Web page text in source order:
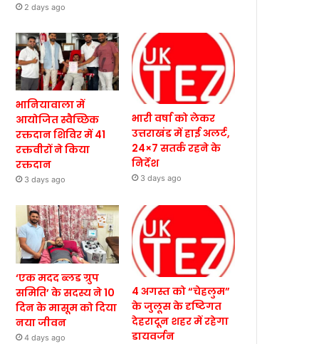
2 days ago
भानियावाला में
आयोजित स्वैच्छिक
रक्तदान शिविर में 41
रक्तवीरों ने किया
रक्तदान
3 days ago
भारी वर्षा को लेकर
उत्तराखंड में हाई अलर्ट,
24×7 सतर्क रहने के
निर्देश
3 days ago
‘एक मदद ब्लड ग्रुप
समिति’ के सदस्य ने 10
दिन के मासूम को दिया
नया जीवन
4 days ago
4 अगस्त को “चेहलुम”
के जुलूस के दृष्टिगत
देहरादून शहर में रहेगा
डायवर्जन